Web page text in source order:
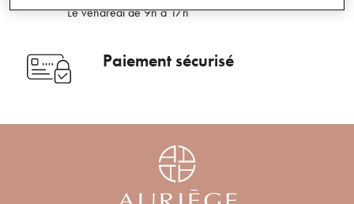
Le vendredi de 9h à 17h
Paiement sécurisé